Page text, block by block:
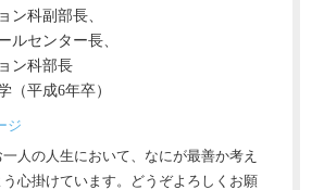
ン科副部長、
ルセンター長、
ン科部長
（平成6年卒）
ジ
人の人生において、なにが最善か考え
心掛けています。どうぞよろしくお願